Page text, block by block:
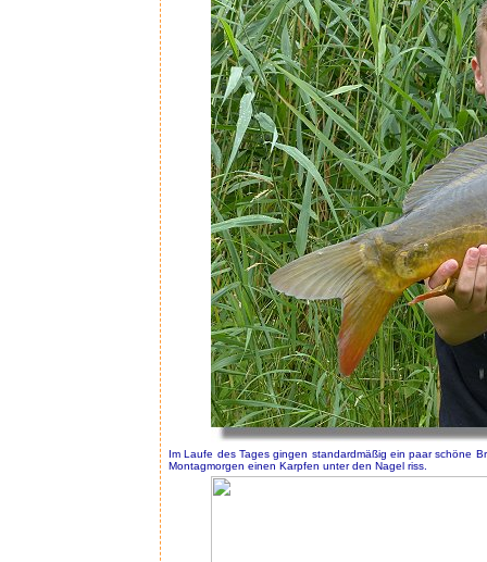
Im Laufe des Tages gingen standardmäßig ein paar schöne
Montagmorgen einen Karpfen unter den Nagel riss.